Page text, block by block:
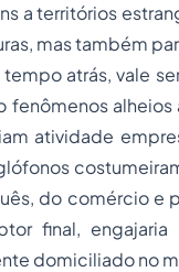
a territórios
mas também
atrás, vale
fenômenos
atividade
do comércio e
final,
domiciliado no